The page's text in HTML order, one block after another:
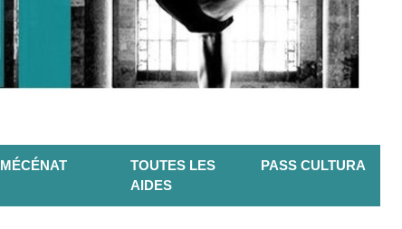
MÉCÉNAT
TOUTES LES
AIDES
PASS CULTURA